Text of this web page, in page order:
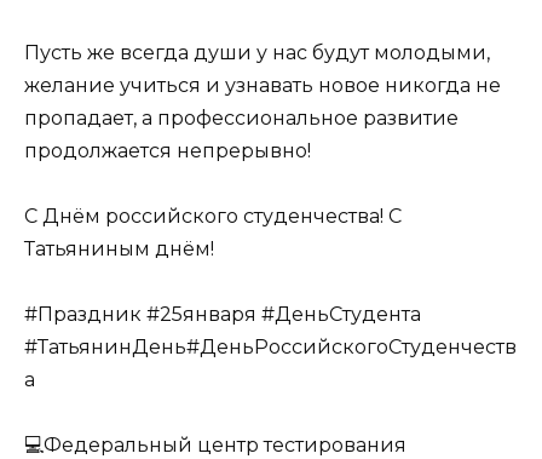
Пусть же всегда души у нас будут молодыми,
желание учиться и узнавать новое никогда не
пропадает, а профессиональное развитие
продолжается непрерывно!
С Днём российского студенчества! С
Татьяниным днём!
#Праздник #25января #ДеньСтудента
#ТатьянинДень#ДеньРоссийскогоСтуденчеств
а
💻Федеральный центр тестирования